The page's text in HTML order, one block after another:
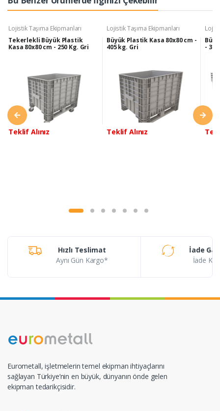
Lojistik Taşıma Ekipmanları
Tekerlekli Büyük Plastik
Kasa 80x80 cm - 250 Kg. Gri
Teklif Alınız
Lojistik Taşıma Ekipmanları
Büyük Plastik Kasa 80x80 cm -
405 kg. Gri
Teklif Alınız
-
Hızlı Teslimat
Aynı Gün Kargo*
İade
İade
Eurometall, işletmelerin temel ekipman ihtiyaçlarını
sağlayan Türkiye’nin en büyük, dünyanın önde gelen
ekipman tedarikçisidir.